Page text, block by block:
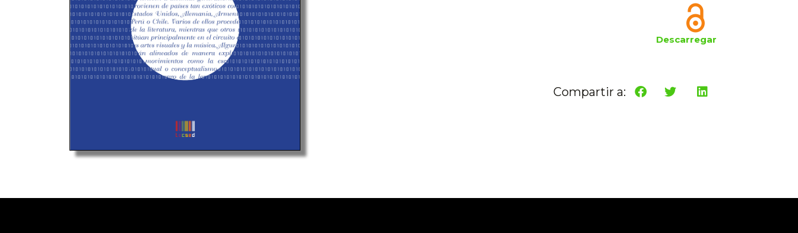
Descarregar
Compartir a: